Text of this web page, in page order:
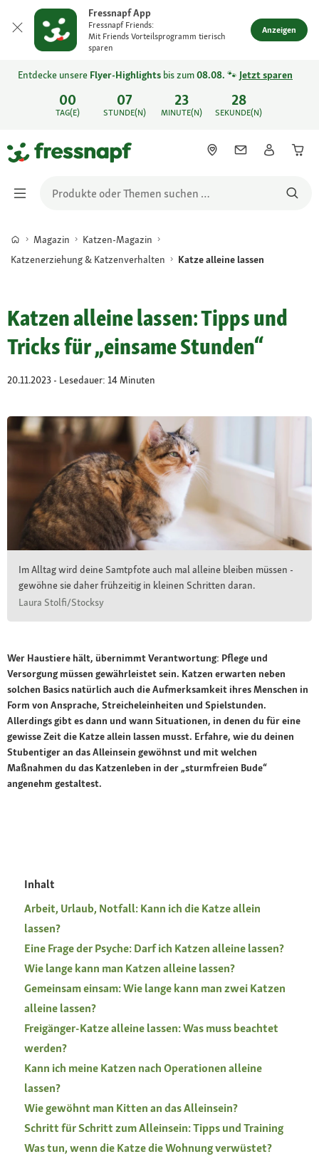
Fressnapf App
Fressnapf Friends:
Mit Friends Vorteilsprogramm tierisch
sparen
Anzeigen
00
TAG(E)
07
STUNDE(N)
23
MINUTE(N)
28
SEKUNDE(N)
Entdecke unsere Flyer-Highlights bis zum08.08. 🐾 Jetzt sparen
Magazin
Katzen-Magazin
Katzenerziehung & Katzenverhalten
Katze alleine lassen
Katzen alleine lassen: Tipps und
Tricks für „einsame Stunden“
20.11.2023 - Lesedauer: 14 Minuten
Im Alltag wird deine Samtpfote auch mal alleine bleiben müssen -
gewöhne sie daher frühzeitig in kleinen Schritten daran.
Laura Stolfi/Stocksy
Wer Haustiere hält, übernimmt Verantwortung: Pflege und
Versorgung müssen gewährleistet sein. Katzen erwarten neben
solchen Basics natürlich auch die Aufmerksamkeit ihres Menschen in
Form von Ansprache, Streicheleinheiten und Spielstunden.
Allerdings gibt es dann und wann Situationen, in denen du für eine
gewisse Zeit die Katze allein lassen musst. Erfahre, wie du deinen
Stubentiger an das Alleinsein gewöhnst und mit welchen
Maßnahmen du das Katzenleben in der „sturmfreien Bude“
angenehm gestaltest.
Inhalt
Arbeit, Urlaub, Notfall: Kann ich die Katze allein
lassen?
Eine Frage der Psyche: Darf ich Katzen alleine lassen?
Wie lange kann man Katzen alleine lassen?
Gemeinsam einsam: Wie lange kann man zwei Katzen
alleine lassen?
Freigänger-Katze alleine lassen: Was muss beachtet
werden?
Kann ich meine Katzen nach Operationen alleine
lassen?
Wie gewöhnt man Kitten an das Alleinsein?
Schritt für Schritt zum Alleinsein: Tipps und Training
Was tun, wenn die Katze die Wohnung verwüstet?